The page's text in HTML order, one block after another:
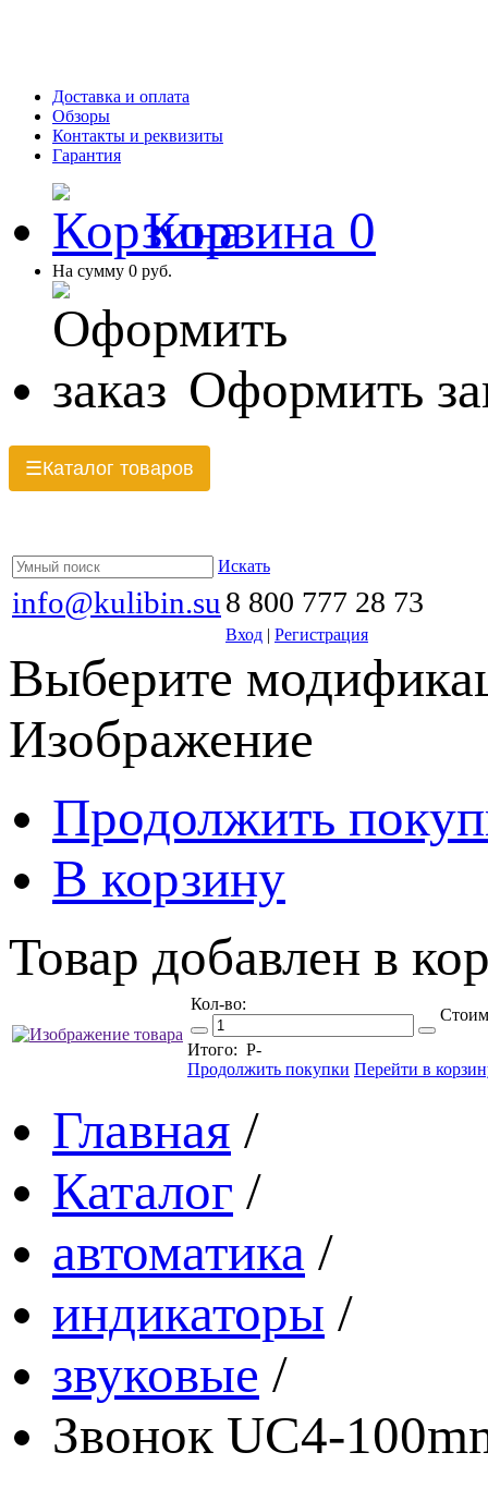
Доставка и оплата
Обзоры
Контакты и реквизиты
Гарантия
Корзина 0
На сумму 0 руб.
Оформить
☰Каталог товаров
Искать
info@kulibin.su 8 800 777 28 73
Вход | Регистрация
Выберите
Изображение
Продолжить
В корзину
Товар добавлен в
Кол-во:
Итого: Р-
Продолжить покупки Перейти в
Главная /
Каталог /
автоматика /
индикаторы /
звуковые /
Звонок UC4-